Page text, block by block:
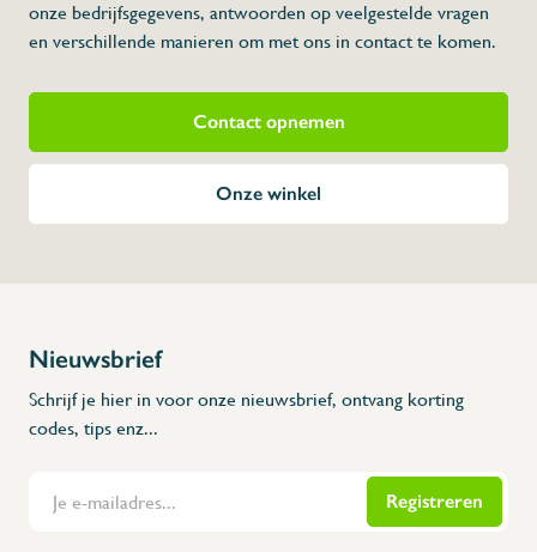
onze bedrijfsgegevens, antwoorden op veelgestelde vragen
en verschillende manieren om met ons in contact te komen.
Contact opnemen
Onze winkel
Nieuwsbrief
Schrijf je hier in voor onze nieuwsbrief, ontvang korting
codes, tips enz...
Registreren